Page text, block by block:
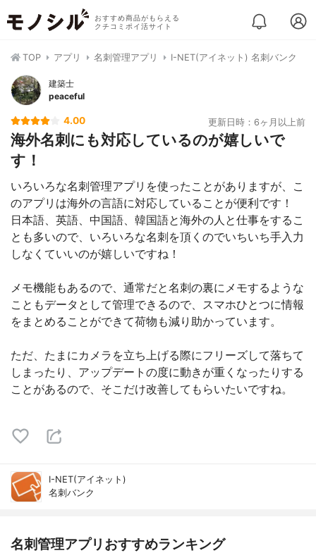
おすすめ商品がもらえる
クチコミポイ活サイト
TOP アプリ 名刺管理アプリ I-NET(アイネット) 名刺バンク
建築士
peaceful
4.00 更新日時：6ヶ月以上前
海外名刺にも対応しているのが嬉しいで
す！
いろいろな名刺管理アプリを使ったことがありますが、こ
のアプリは海外の言語に対応していることが便利です！
日本語、英語、中国語、韓国語と海外の人と仕事をするこ
とも多いので、いろいろな名刺を頂くのでいちいち手入力
しなくていいのが嬉しいですね！
メモ機能もあるので、通常だと名刺の裏にメモするような
こともデータとして管理できるので、スマホひとつに情報
をまとめることができて荷物も減り助かっています。
ただ、たまにカメラを立ち上げる際にフリーズして落ちて
しまったり、アップデートの度に動きが重くなったりする
ことがあるので、そこだけ改善してもらいたいですね。
I-NET(アイネット)
名刺バンク
名刺管理アプリおすすめランキング